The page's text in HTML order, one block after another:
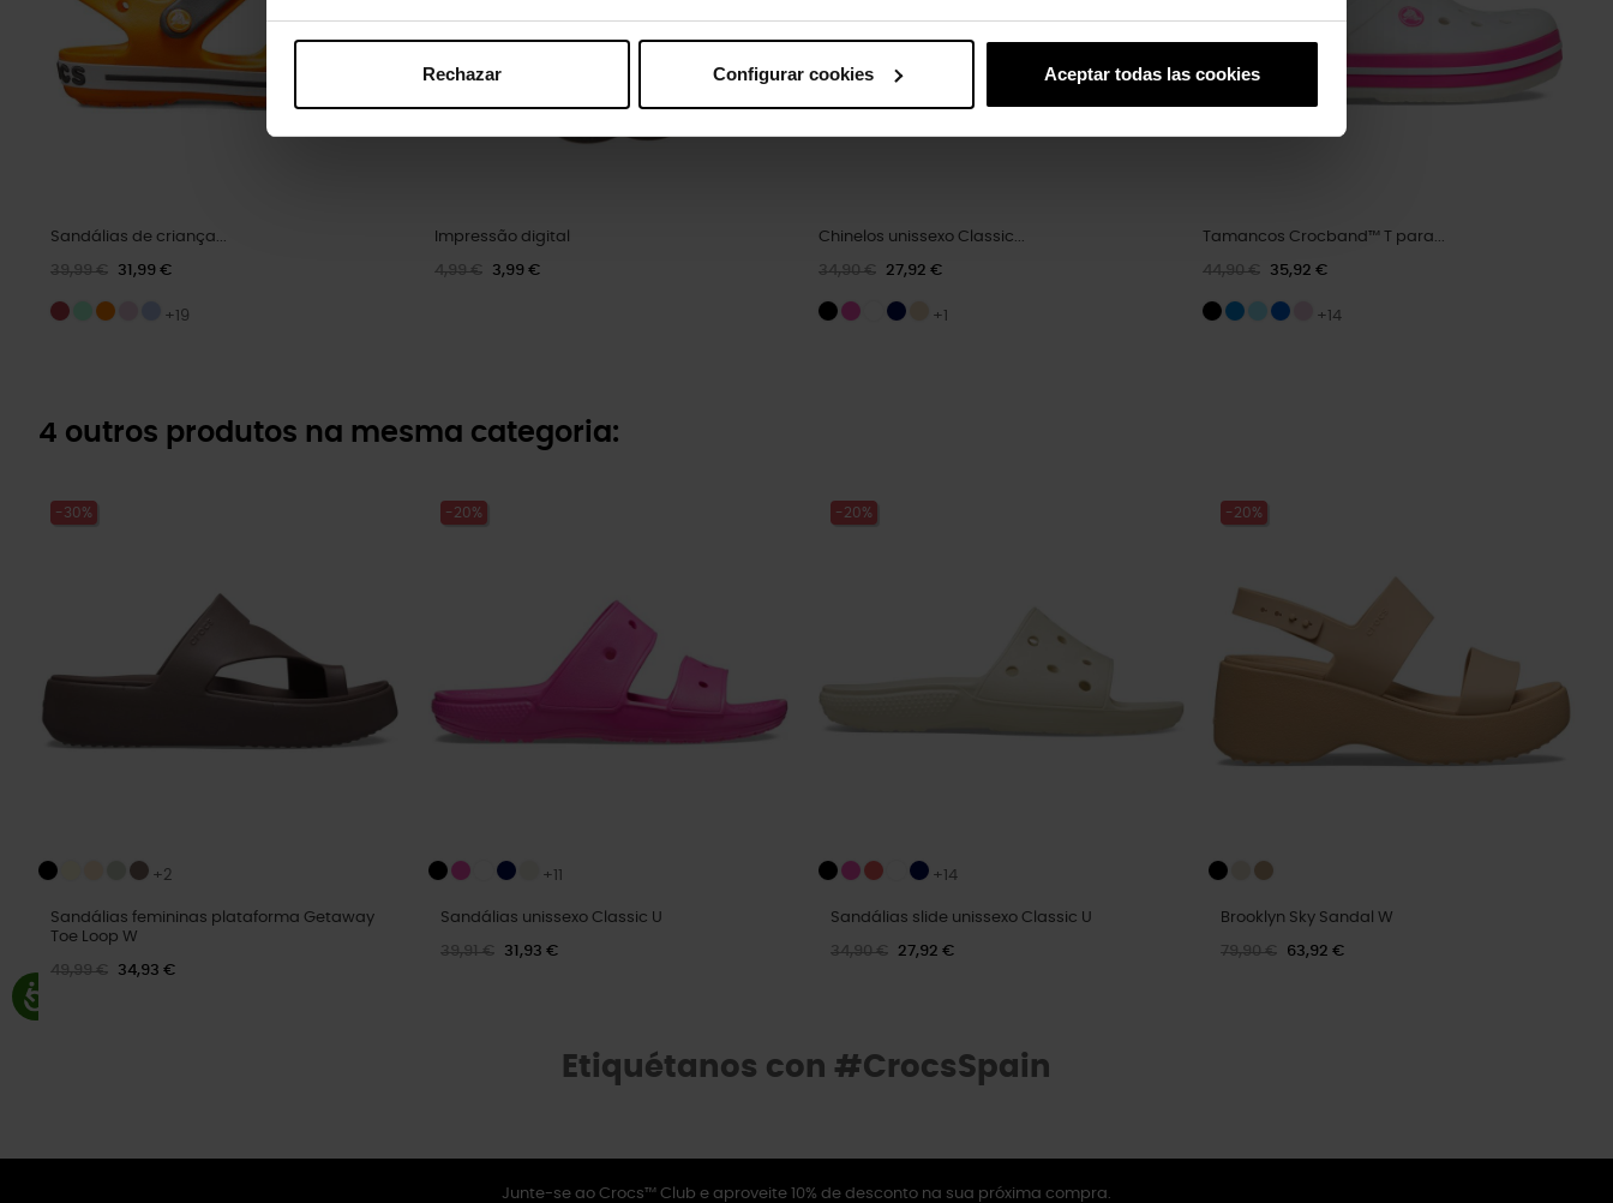
Rechazar Configurar cookies Aceptar todas las cookies
Sandálias de criança...
39,99 € 31,99 €
+19
Impressão digital
4,99 € 3,99 €
Chinelos unissexo Classic...
34,90 € 27,92 €
+1
Tamancos Crocband™ T para...
44,90 € 35,92 €
+14
4 outros produtos na mesma categoria:
-30%
+2
Sandálias femininas plataforma Getaway
Toe Loop W
49,99 € 34,93 €
-20%
+11
Sandálias unissexo Classic U
39,91 € 31,93 €
-20%
+14
Sandálias slide unissexo Classic U
34,90 € 27,92 €
-20%
Brooklyn Sky Sandal W
79,90 € 63,92 €
Etiquétanos con #CrocsSpain
Junte-se ao Crocs™ Club e aproveite 10% de desconto na sua próxima compra.